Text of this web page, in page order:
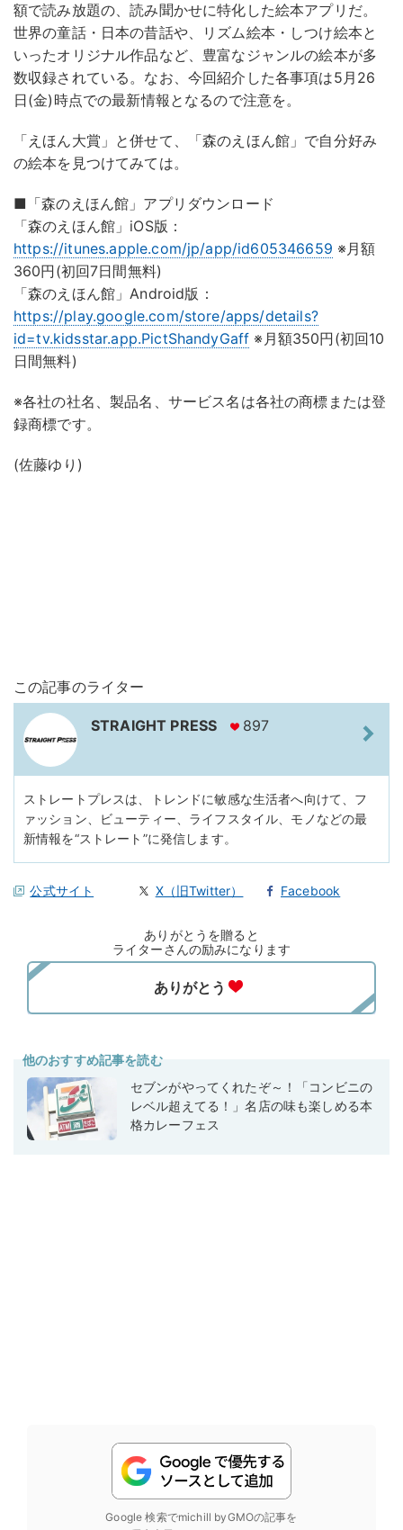
額で読み放題の、読み聞かせに特化した絵本アプリだ。
世界の童話・日本の昔話や、リズム絵本・しつけ絵本と
いったオリジナル作品など、豊富なジャンルの絵本が多
数収録されている。なお、今回紹介した各事項は5月26
日(金)時点での最新情報となるので注意を。
「えほん大賞」と併せて、「森のえほん館」で自分好み
の絵本を見つけてみては。
■「森のえほん館」アプリダウンロード
「森のえほん館」iOS版：
https://itunes.apple.com/jp/app/id605346659 ※月額
360円(初回7日間無料)
「森のえほん館」Android版：
https://play.google.com/store/apps/details?
id=tv.kidsstar.app.PictShandyGaff ※月額350円(初回10
日間無料)
※各社の社名、製品名、サービス名は各社の商標または登
録商標です。
(佐藤ゆり)
この記事のライター
STRAIGHT PRESS 897
ストレートプレスは、トレンドに敏感な生活者へ向けて、フ
ァッション、ビューティー、ライフスタイル、モノなどの最
新情報を“ストレート”に発信します。
公式サイト X（旧Twitter） Facebook
ありがとうを贈ると
ライターさんの励みになります
他のおすすめ記事を読む
セブンがやってくれたぞ～！「コンビニの
レベル超えてる！」名店の味も楽しめる本
格カレーフェス
Google 検索でmichill byGMOの記事を